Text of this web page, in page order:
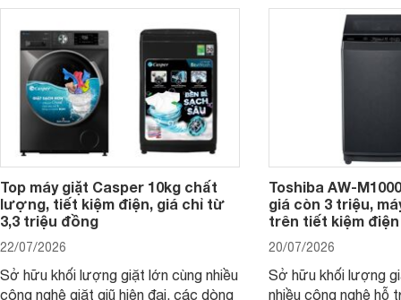
Top máy giặt Casper 10kg chất
lượng, tiết kiệm điện, giá chỉ từ
3,3 triệu đồng
22/07/2026
Sở hữu khối lượng giặt lớn cùng nhiều
công nghệ giặt giũ hiện đại, các dòng
Toshiba AW-
giá còn 3 triệu,
trên tiết kiệm
20/07/2026
Sở hữu khối lượng
nhiều công nghệ hỗ